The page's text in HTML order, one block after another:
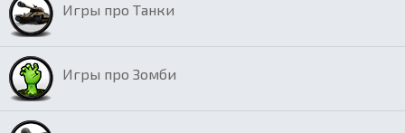
Игры про Танки
Игры про Зомби